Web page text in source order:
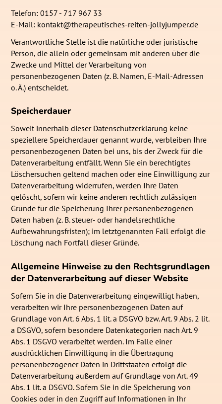
Telefon: 0157 - 717 967 33
E-Mail: kontakt@therapeutisches-reiten-jollyjumper.de
Verantwortliche Stelle ist die natürliche oder juristische
Person, die allein oder gemeinsam mit anderen über die
Zwecke und Mittel der Verarbeitung von
personenbezogenen Daten (z. B. Namen, E-Mail-Adressen
o. Ä.) entscheidet.
Speicherdauer
Soweit innerhalb dieser Datenschutzerklärung keine
speziellere Speicherdauer genannt wurde, verbleiben Ihre
personenbezogenen Daten bei uns, bis der Zweck für die
Datenverarbeitung entfällt. Wenn Sie ein berechtigtes
Löschersuchen geltend machen oder eine Einwilligung zur
Datenverarbeitung widerrufen, werden Ihre Daten
gelöscht, sofern wir keine anderen rechtlich zulässigen
Gründe für die Speicherung Ihrer personenbezogenen
Daten haben (z. B. steuer- oder handelsrechtliche
Aufbewahrungsfristen); im letztgenannten Fall erfolgt die
Löschung nach Fortfall dieser Gründe.
Allgemeine Hinweise zu den Rechtsgrundlagen
der Datenverarbeitung auf dieser Website
Sofern Sie in die Datenverarbeitung eingewilligt haben,
verarbeiten wir Ihre personenbezogenen Daten auf
Grundlage von Art. 6 Abs. 1 lit. a DSGVO bzw. Art. 9 Abs. 2 lit.
a DSGVO, sofern besondere Datenkategorien nach Art. 9
Abs. 1 DSGVO verarbeitet werden. Im Falle einer
ausdrücklichen Einwilligung in die Übertragung
personenbezogener Daten in Drittstaaten erfolgt die
Datenverarbeitung außerdem auf Grundlage von Art. 49
Abs. 1 lit. a DSGVO. Sofern Sie in die Speicherung von
Cookies oder in den Zugriff auf Informationen in Ihr